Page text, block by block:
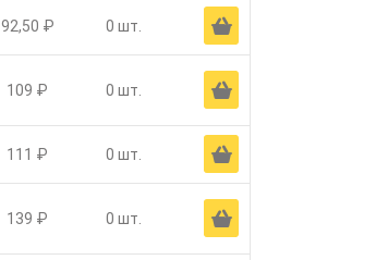
92,50 ₽ 0 шт. Ä
109 ₽ 0 шт. Ä
111 ₽ 0 шт. Ä
139 ₽ 0 шт. Ä